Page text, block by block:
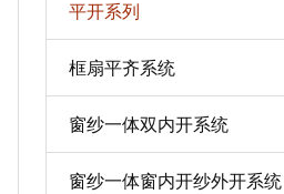
平开系列
框扇平齐系统
窗纱一体双内开系统
窗纱一体窗内开纱外开系统